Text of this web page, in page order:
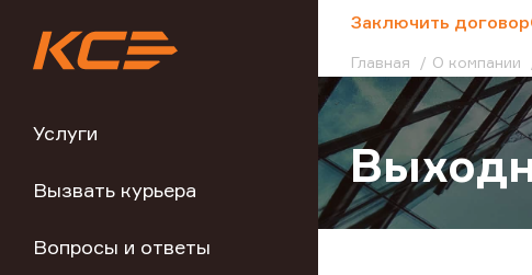
Услуги
Вызвать курьера
Вопросы и ответы
Заключить договор
Главная О компании